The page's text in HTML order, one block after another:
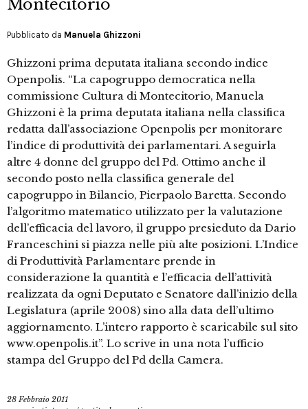
Montecitorio
Pubblicato da Manuela Ghizzoni
Ghizzoni prima deputata italiana secondo indice
Openpolis. “La capogruppo democratica nella
commissione Cultura di Montecitorio, Manuela
Ghizzoni è la prima deputata italiana nella classifica
redatta dall’associazione Openpolis per monitorare
l’indice di produttività dei parlamentari. A seguirla
altre 4 donne del gruppo del Pd. Ottimo anche il
secondo posto nella classifica generale del
capogruppo in Bilancio, Pierpaolo Baretta. Secondo
l’algoritmo matematico utilizzato per la valutazione
dell’efficacia del lavoro, il gruppo presieduto da Dario
Franceschini si piazza nelle più alte posizioni. L’Indice
di Produttività Parlamentare prende in
considerazione la quantità e l’efficacia dell’attività
realizzata da ogni Deputato e Senatore dall’inizio della
Legislatura (aprile 2008) sino alla data dell’ultimo
aggiornamento. L’intero rapporto è scaricabile sul sito
www.openpolis.it”. Lo scrive in una nota l’ufficio
stampa del Gruppo del Pd della Camera.
28 Febbraio 2011